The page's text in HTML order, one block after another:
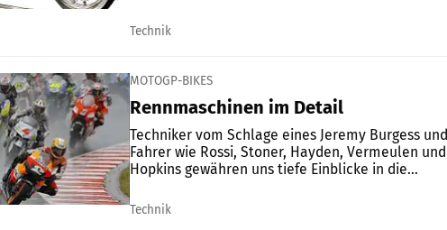
Technik
MOTOGP-BIKES
Rennmaschinen im Detail
Techniker vom Schlage eines Jeremy Burgess und
Fahrer wie Rossi, Stoner, Hayden, Vermeulen und
Hopkins ge­währen uns tiefe Einblicke in die...
Technik